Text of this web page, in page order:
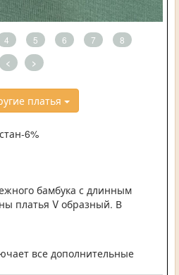
4 5 6 7 8
< >
платья
6%
бамбука с длинным
платья V образный. В
все дополнительные